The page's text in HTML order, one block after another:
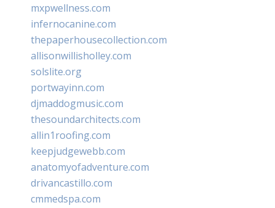
mxpwellness.com
infernocanine.com
thepaperhousecollection.com
allisonwillisholley.com
solslite.org
portwayinn.com
djmaddogmusic.com
thesoundarchitects.com
allin1roofing.com
keepjudgewebb.com
anatomyofadventure.com
drivancastillo.com
cmmedspa.com